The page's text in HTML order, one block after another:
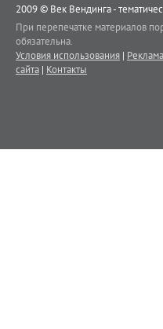
2009 © Век Вендинга -
При перепечатке материалов
обязательна.
Условия использования |
сайта | Контакты